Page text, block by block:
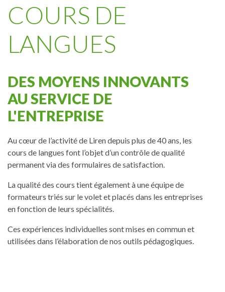
COURS DE
LANGUES
DES MOYENS INNOVANTS
AU SERVICE DE
L'ENTREPRISE
Au cœur de l’activité de Liren depuis plus de 40 ans, les
cours de langues font l’objet d’un contrôle de qualité
permanent via des formulaires de satisfaction.
La qualité des cours tient également à une équipe de
formateurs triés sur le volet et placés dans les entreprises
en fonction de leurs spécialités.
Ces expériences individuelles sont mises en commun et
utilisées dans l’élaboration de nos outils pédagogiques.